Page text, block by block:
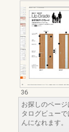
36
お探しのペー
タログビュー
んになれます。